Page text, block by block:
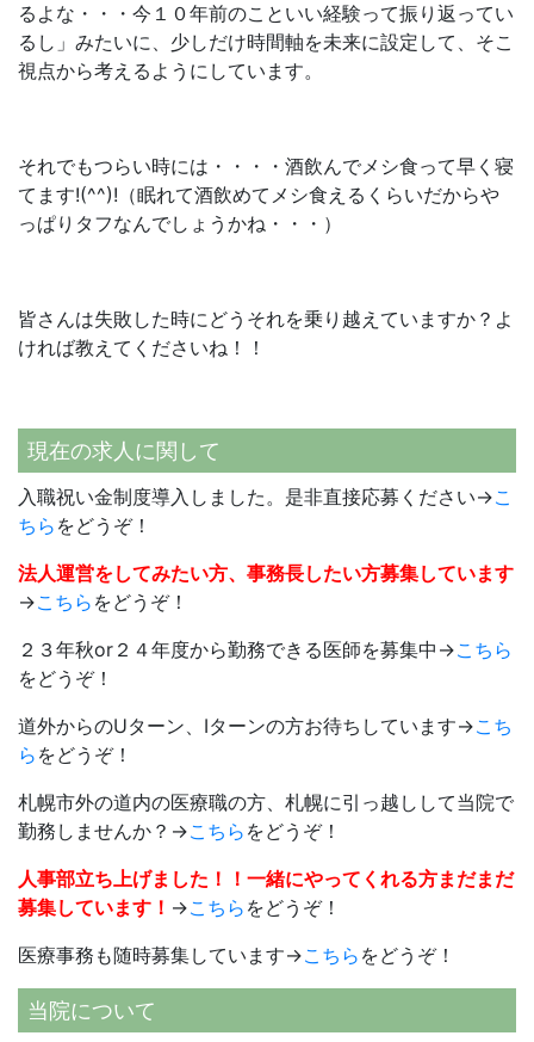
るよな・・・今１０年前のこといい経験って振り返ってい
るし」みたいに、少しだけ時間軸を未来に設定して、そこ
視点から考えるようにしています。
それでもつらい時には・・・・酒飲んでメシ食って早く寝
てます!(^^)!（眠れて酒飲めてメシ食えるくらいだからや
っぱりタフなんでしょうかね・・・）
皆さんは失敗した時にどうそれを乗り越えていますか？よ
ければ教えてくださいね！！
現在の求人に関して
入職祝い金制度導入しました。是非直接応募ください→こ
ちら をどうぞ！
法人運営をしてみたい方、事務長したい方募集しています
→こちら をどうぞ！
２３年秋or２４年度から勤務できる医師を募集中→こちら
をどうぞ！
道外からのUターン、Iターンの方お待ちしています→こち
ら をどうぞ！
札幌市外の道内の医療職の方、札幌に引っ越しして当院で
勤務しませんか？→こちら をどうぞ！
人事部立ち上げました！！一緒にやってくれる方まだまだ
募集しています！ →こちら をどうぞ！
医療事務も随時募集しています→こちら をどうぞ！
当院について